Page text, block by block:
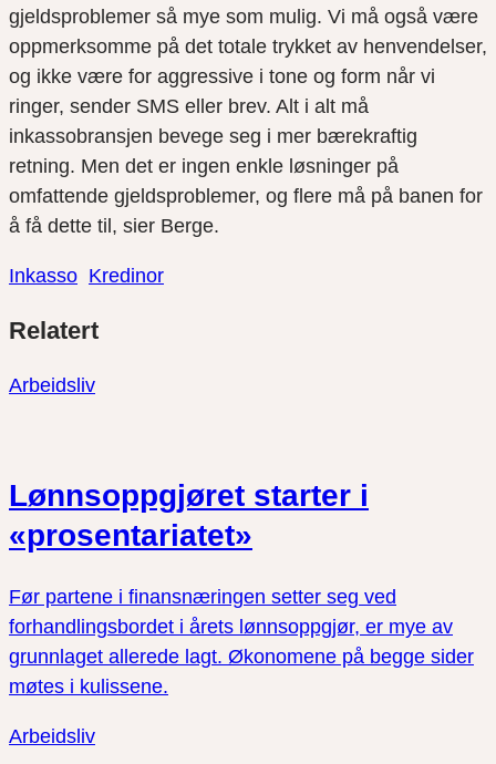
gjeldsproblemer så mye som mulig. Vi må også være
oppmerksomme på det totale trykket av henvendelser,
og ikke være for aggressive i tone og form når vi
ringer, sender SMS eller brev. Alt i alt må
inkassobransjen bevege seg i mer bærekraftig
retning. Men det er ingen enkle løsninger på
omfattende gjeldsproblemer, og flere må på banen for
å få dette til, sier Berge.
Inkasso Kredinor
link
på
på
Relatert
Arbeidsliv
Lønnsoppgjøret starter i
«prosentariatet»
Før partene i finansnæringen setter seg ved
forhandlingsbordet i årets lønnsoppgjør, er mye av
grunnlaget allerede lagt. Økonomene på begge sider
møtes i kulissene.
Arbeidsliv